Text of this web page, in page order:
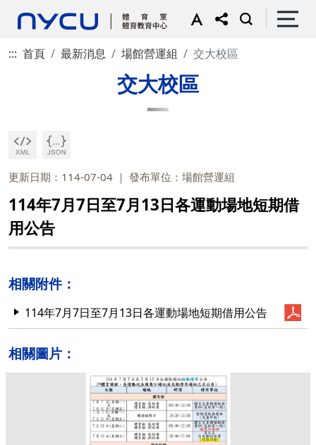
::: 首頁 最新消息 場館營運組 交大校區
交大校區
更新日期：114-07-04 發布單位：場館營運組
114年7月7日至7月13日各運動場地短期借
用公告
相關附件：
114年7月7日至7月13日各運動場地短期借用公告
相關圖片：